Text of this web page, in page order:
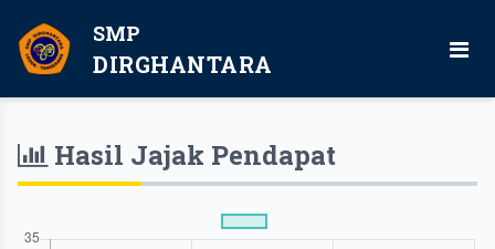
SMP
DIRGHANTARA
Hasil Jajak Pendapat